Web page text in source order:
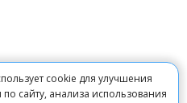
cookie для улучшения
по сайту, анализа использования